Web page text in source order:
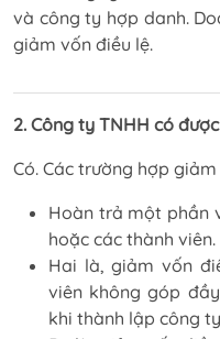
và công ty hợp danh.
giảm vốn điều lệ.
2. Công ty TNHH có
Có. Các trường hợp
Hoàn trả một phần
hoặc các thành viên.
Hai là, giảm vốn
viên không góp
khi thành lập công